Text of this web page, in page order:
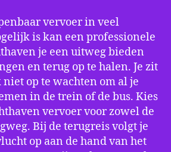
vervoer in veel
is kan een professionele
je een uitweg bieden
en terug op te halen. Je zit
op te wachten om al je
in de trein of de bus. Kies
vervoer voor zowel de
Bij de terugreis volgt je
op aan de hand van het